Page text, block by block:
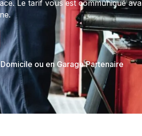
Le tarif vous est communiqué
ou en Garage Partenaire